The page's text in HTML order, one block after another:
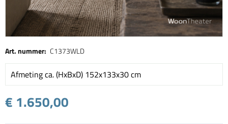
Art. nummer: C1373WLD
Afmeting ca. (HxBxD) 152x133x30 cm
€ 1.650,00